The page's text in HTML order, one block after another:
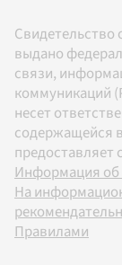
выдано
связи,
коммуникаций
несет
содержащейся
Информация об
На
Правилами